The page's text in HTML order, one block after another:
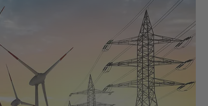
Energy grids
Energy storage